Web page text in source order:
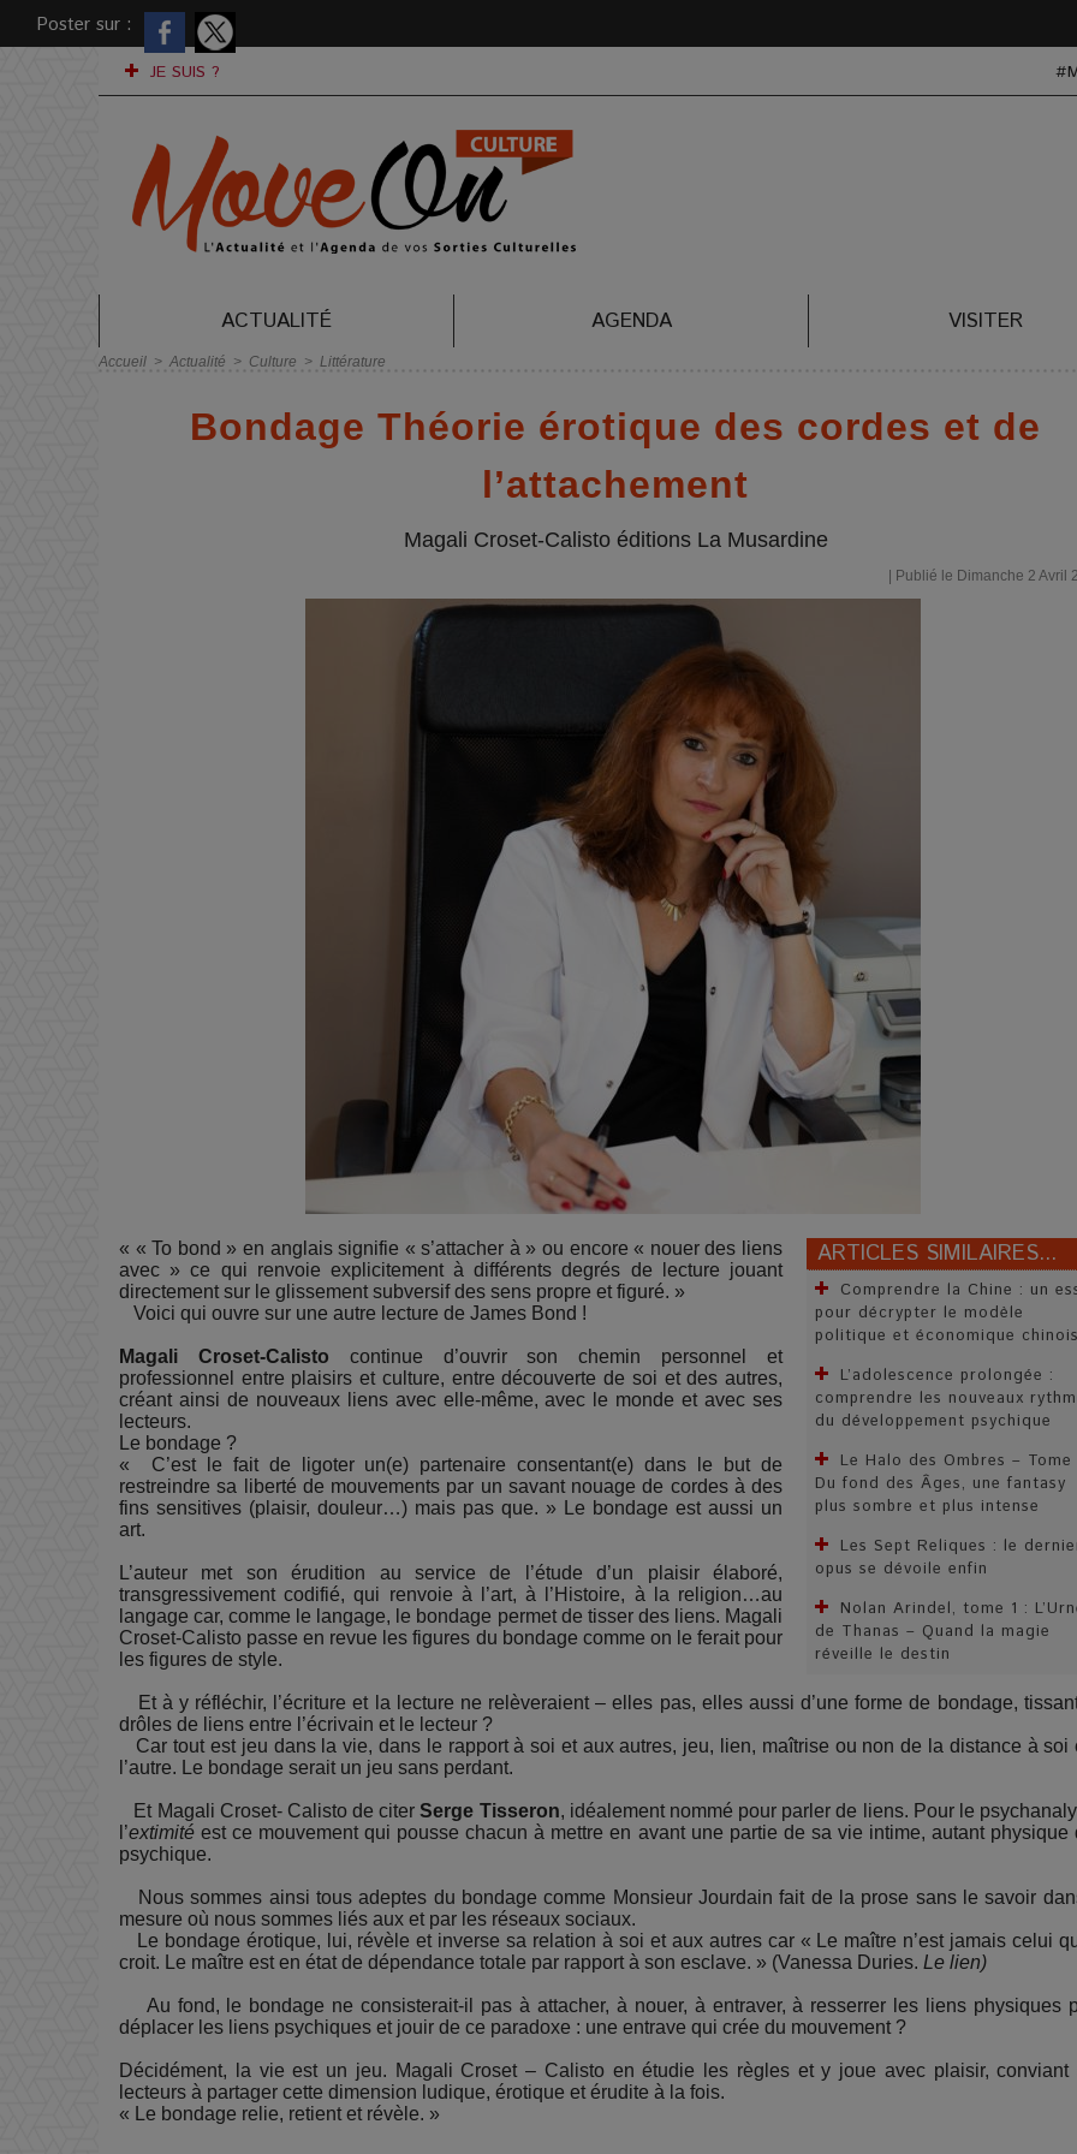
Poster sur :
JE SUIS ?
ACTUALITÉ AGENDA VISITER
Accueil > Actualité > Culture > Littérature
Bondage Théorie érotique des cordes et de
l’attachement
Magali Croset-Calisto éditions La Musardine
| Publié le Dimanche 2 Avril
ARTICLES SIMILAIRES...
Comprendre la Chine : un
pour décrypter le modèle
politique et économique chinois
L’adolescence prolongée :
comprendre les nouveaux
du développement psychique
Le Halo des Ombres – Tome
Du fond des Âges, une fantasy
plus sombre et plus intense
Les Sept Reliques : le
opus se dévoile enfin
Nolan Arindel, tome 1 :
de Thanas – Quand la magie
réveille le destin
« « To bond » en anglais signifie « s’attacher à » ou encore « nouer des liens
avec » ce qui renvoie explicitement à différents degrés de lecture jouant
directement sur le glissement subversif des sens propre et figuré. »
Voici qui ouvre sur une autre lecture de James Bond !
Magali Croset-Calisto continue d’ouvrir son chemin personnel et
professionnel entre plaisirs et culture, entre découverte de soi et des autres,
créant ainsi de nouveaux liens avec elle-même, avec le monde et avec ses
lecteurs.
Le bondage ?
« C’est le fait de ligoter un(e) partenaire consentant(e) dans le but de
restreindre sa liberté de mouvements par un savant nouage de cordes à des
fins sensitives (plaisir, douleur…) mais pas que. » Le bondage est aussi un
art.
L’auteur met son érudition au service de l’étude d’un plaisir élaboré,
transgressivement codifié, qui renvoie à l’art, à l’Histoire, à la religion…au
langage car, comme le langage, le bondage permet de tisser des liens. Magali
Croset-Calisto passe en revue les figures du bondage comme on le ferait pour
les figures de style.
Et à y réfléchir, l’écriture et la lecture ne relèveraient – elles pas, elles aussi d’une forme de bondage,
drôles de liens entre l’écrivain et le lecteur ?
Car tout est jeu dans la vie, dans le rapport à soi et aux autres, jeu, lien, maîtrise ou non de la distance à soi
l’autre. Le bondage serait un jeu sans perdant.
Et Magali Croset- Calisto de citerSerge Tisseron, idéalement nommé pour parler de liens. Pour le
l’extimité est ce mouvement qui pousse chacun à mettre en avant une partie de sa vie intime, autant physique
psychique.
Nous sommes ainsi tous adeptes du bondage comme Monsieur Jourdain fait de la prose sans le savoir
mesure où nous sommes liés aux et par les réseaux sociaux.
Le bondage érotique, lui, révèle et inverse sa relation à soi et aux autres car « Le maître n’est jamais celui
croit. Le maître est en état de dépendance totale par rapport à son esclave. » (Vanessa Duries. Le lien)
Au fond, le bondage ne consisterait-il pas à attacher, à nouer, à entraver, à resserrer les liens physiques
déplacer les liens psychiques et jouir de ce paradoxe : une entrave qui crée du mouvement ?
Décidément, la vie est un jeu. Magali Croset – Calisto en étudie les règles et y joue avec plaisir, conviant
lecteurs à partager cette dimension ludique, érotique et érudite à la fois.
« Le bondage relie, retient et révèle. »